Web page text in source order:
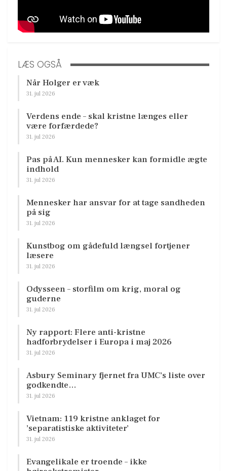
LÆS OGSÅ
Når Holger er væk
31. jul 2026
Verdens ende – skal kristne længes eller
være forfærdede?
31. jul 2026
Pas på AI. Kun mennesker kan formidle ægte
indhold
31. jul 2026
Mennesker har ansvar for at tage sandheden
på sig
31. jul 2026
Kunstbog om gådefuld længsel fortjener
læsere
31. jul 2026
Odysseen – storfilm om krig, moral og
guderne
31. jul 2026
Ny rapport: Flere anti-kristne
hadforbrydelser i Europa i maj 2026
31. jul 2026
Asbury Seminary fjernet fra UMC’s liste over
godkendte…
31. jul 2026
Vietnam: 119 kristne anklaget for
’separatistiske aktiviteter’
31. jul 2026
Evangelikale er troende – ikke